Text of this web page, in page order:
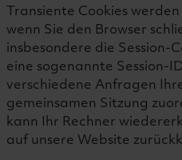
Transiente Cookies
wenn Sie den Browser
insbesondere die Session-
eine sogenannte Session-
verschiedene Anfragen
gemeinsamen Sitzung
kann Ihr Rechner
auf unsere Website